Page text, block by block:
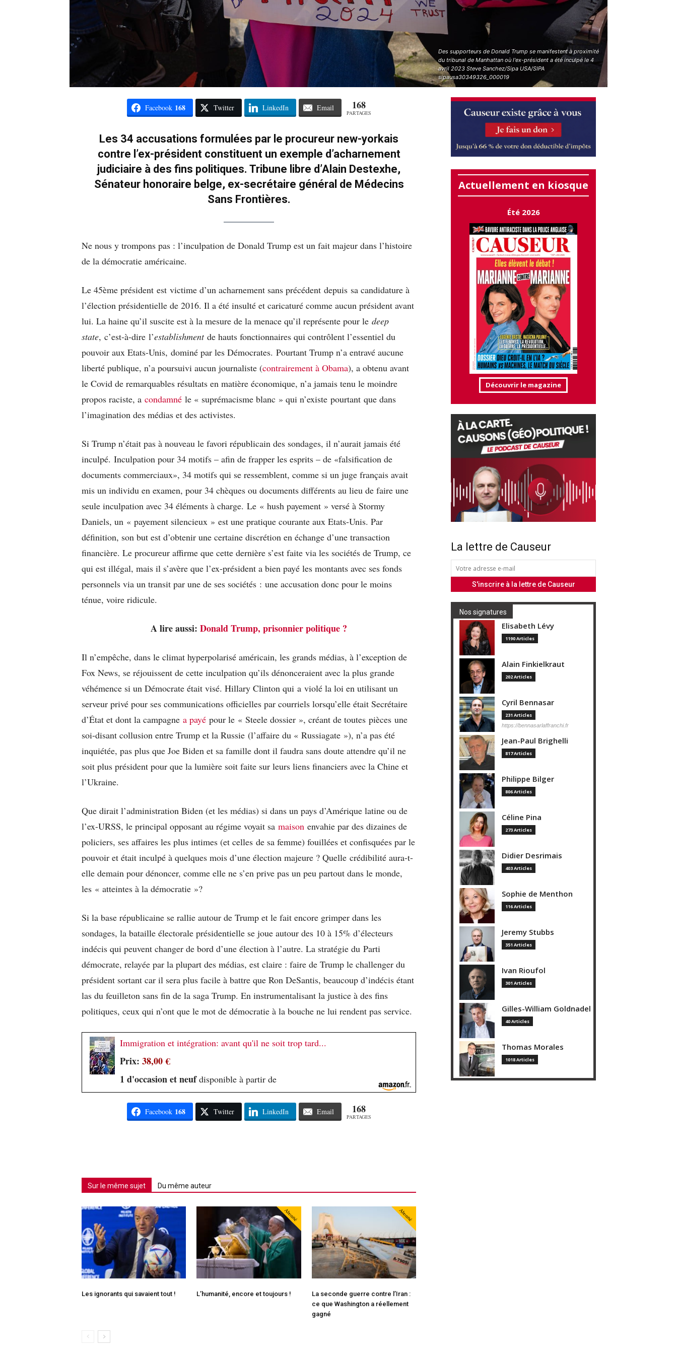
Des supporteurs de Donald Trump se manifestent à proximité
du tribunal de Manhattan où l'ex-président a été inculpé le 4
avril 2023 Steve Sanchez/Sipa USA/SIPA
sipausa30349326_000019
Facebook 168 Twitter LinkedIn Email 168
PARTAGES
Les 34 accusations formulées par le procureur new-yorkais
contre l’ex-président constituent un exemple d’acharnement
judiciaire à des fins politiques. Tribune libre d’Alain Destexhe,
Sénateur honoraire belge, ex-secrétaire général de Médecins
Sans Frontières.
Ne nous y trompons pas : l’inculpation de Donald Trump est un fait majeur dans l’histoire
de la démocratie américaine.
Le 45ème président est victime d’un acharnement sans précédent depuis sa candidature à
l’élection présidentielle de 2016. Il a été insulté et caricaturé comme aucun président avant
lui. La haine qu’il suscite est à la mesure de la menace qu’il représente pour le deep
state, c’est-à-dire l’establishmentde hauts fonctionnaires qui contrôlent l’essentiel du
pouvoir aux Etats-Unis, dominé par les Démocrates. Pourtant Trump n’a entravé aucune
liberté publique, n’a poursuivi aucun journaliste (contrairement à Obama), a obtenu avant
le Covid de remarquables résultats en matière économique, n’a jamais tenu le moindre
propos raciste, a condamné le « suprémacisme blanc » qui n’existe pourtant que dans
l’imagination des médias et des activistes.
Si Trump n’était pas à nouveau le favori républicain des sondages, il n’aurait jamais été
inculpé. Inculpation pour 34 motifs – afin de frapper les esprits – de «falsification de
documents commerciaux», 34 motifs qui se ressemblent, comme si un juge français avait
mis un individu en examen, pour 34 chèques ou documents différents au lieu de faire une
seule inculpation avec 34 éléments à charge. Le « hush payement » versé à Stormy
Daniels, un « payement silencieux » est une pratique courante aux Etats-Unis. Par
définition, son but est d’obtenir une certaine discrétion en échange d’une transaction
financière. Le procureur affirme que cette dernière s’est faite via les sociétés de Trump, ce
qui est illégal, mais il s’avère que l’ex-président a bien payé les montants avec ses fonds
personnels via un transit par une de ses sociétés : une accusation donc pour le moins
ténue, voire ridicule.
A lire aussi: Donald Trump, prisonnier politique ?
Il n’empêche, dans le climat hyperpolarisé américain, les grands médias, à l’exception de
Fox News, se réjouissent de cette inculpation qu’ils dénonceraient avec la plus grande
véhémence si un Démocrate était visé. Hillary Clinton qui a violé la loi en utilisant un
serveur privé pour ses communications officielles par courriels lorsqu’elle était Secrétaire
d’État et dont la campagne a payé pour le « Steele dossier », créant de toutes pièces une
soi-disant collusion entre Trump et la Russie (l’affaire du « Russiagate »), n’a pas été
inquiétée, pas plus que Joe Biden et sa famille dont il faudra sans doute attendre qu’il ne
soit plus président pour que la lumière soit faite sur leurs liens financiers avec la Chine et
l’Ukraine.
Que dirait l’administration Biden (et les médias) si dans un pays d’Amérique latine ou de
l’ex-URSS, le principal opposant au régime voyait sa maison envahie par des dizaines de
policiers, ses affaires les plus intimes (et celles de sa femme) fouillées et confisquées par le
pouvoir et était inculpé à quelques mois d’une élection majeure ? Quelle crédibilité aura-t-
elle demain pour dénoncer, comme elle ne s’en prive pas un peu partout dans le monde,
les « atteintes à la démocratie »?
Si la base républicaine se rallie autour de Trump et le fait encore grimper dans les
sondages, la bataille électorale présidentielle se joue autour des 10 à 15% d’électeurs
indécis qui peuvent changer de bord d’une élection à l’autre. La stratégie du Parti
démocrate, relayée par la plupart des médias, est claire : faire de Trump le challenger du
président sortant car il sera plus facile à battre que Ron DeSantis, beaucoup d’indécis étant
las du feuilleton sans fin de la saga Trump. En instrumentalisant la justice à des fins
politiques, ceux qui n’ont que le mot de démocratie à la bouche ne lui rendent pas service.
Immigration et intégration: avant qu'il ne soit trop tard...
Prix: 38,00 €
1 d'occasion et neufdisponible à partir de
Facebook 168 Twitter LinkedIn Email 168
PARTAGES
Sur le même sujet Du même auteur
Les ignorants qui savaient tout !
Abonné
L’humanité, encore et toujours !
Abonné
La seconde guerre contre l’Iran :
ce que Washington a réellement
gagné
Actuellement en kiosque
Été 2026
Découvrir le magazine
La lettre de Causeur
Nos signatures
Elisabeth Lévy
1190 Articles
Alain Finkielkraut
202 Articles
Cyril Bennasar
231 Articles
https://bennasarlaffranchi.fr
Jean-Paul Brighelli
817 Articles
Philippe Bilger
806 Articles
Céline Pina
273 Articles
Didier Desrimais
403 Articles
Sophie de Menthon
116 Articles
Jeremy Stubbs
351 Articles
Ivan Rioufol
301 Articles
Gilles-William Goldnadel
40 Articles
Thomas Morales
1018 Articles